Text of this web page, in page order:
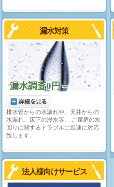
漏水対策
漏水調査0円～
排水管からの水漏れや、天井からの
水漏れ、床下の浸水等、 ご家庭の水
回りに関するトラブルに迅速に対応
致します。
法人様向けサービス